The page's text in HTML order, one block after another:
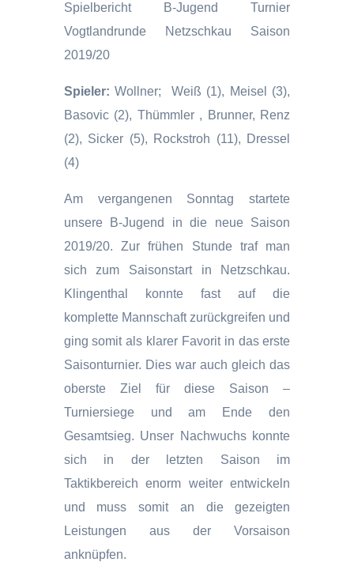
Spielbericht B-Jugend Turnier
Vogtlandrunde Netzschkau Saison
2019/20
Spieler:Wollner; Weiß (1), Meisel (3),
Basovic (2), Thümmler , Brunner, Renz
(2), Sicker (5), Rockstroh (11), Dressel
(4)
Am vergangenen Sonntag startete
unsere B-Jugend in die neue Saison
2019/20. Zur frühen Stunde traf man
sich zum Saisonstart in Netzschkau.
Klingenthal konnte fast auf die
komplette Mannschaft zurückgreifen und
ging somit als klarer Favorit in das erste
Saisonturnier. Dies war auch gleich das
oberste Ziel für diese Saison –
Turniersiege und am Ende den
Gesamtsieg. Unser Nachwuchs konnte
sich in der letzten Saison im
Taktikbereich enorm weiter entwickeln
und muss somit an die gezeigten
Leistungen aus der Vorsaison
anknüpfen.